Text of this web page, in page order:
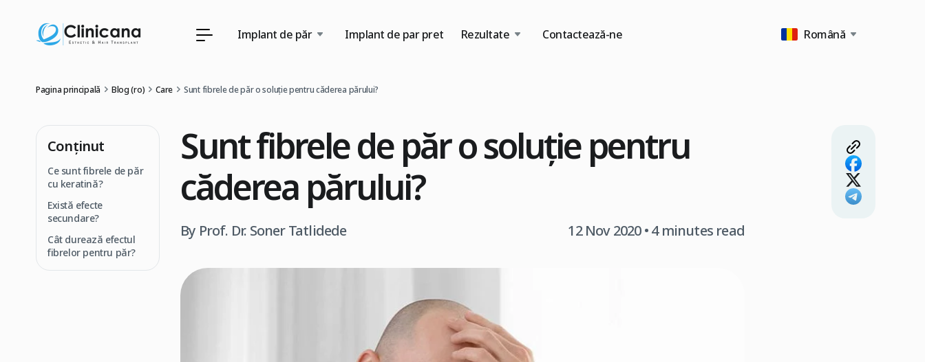
Implant de păr Implant de par pret Rezultate Contactează-ne Română
Pagina principală Blog (ro) Care Sunt fibrele de păr o soluție pentru căderea părului?
Conţinut
Ce sunt fibrele de păr
cu keratină?
Există efecte
secundare?
Cât durează efectul
fibrelor pentru păr?
Sunt fibrele de păr o soluție pentru
căderea părului?
By Prof. Dr. Soner Tatlidede 12 Nov 2020• 4 minutes read